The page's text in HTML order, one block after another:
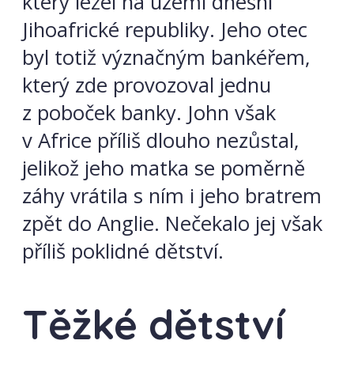
Jihoafrické republiky. Jeho otec
byl totiž význačným bankéřem,
který zde provozoval jednu
z poboček banky. John však
v Africe příliš dlouho nezůstal,
jelikož jeho matka se poměrně
záhy vrátila s ním i jeho bratrem
zpět do Anglie. Nečekalo jej však
příliš poklidné dětství.
Těžké dětství